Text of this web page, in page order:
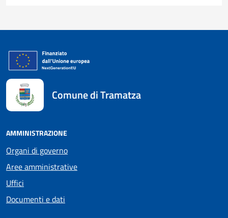
Comune di Tramatza
AMMINISTRAZIONE
Organi di governo
Aree amministrative
Uffici
Documenti e dati